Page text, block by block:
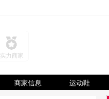
实力商家
商家信息 运动鞋